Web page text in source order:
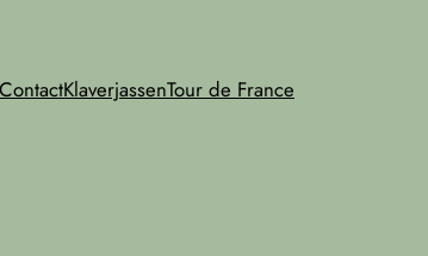
ContactKlaverjassenTour de France